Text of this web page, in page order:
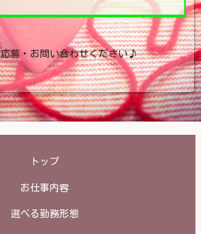
募・お問い合わせください♪
トップ
お仕事内容
選べる勤務形態